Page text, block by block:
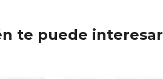
te puede interesar